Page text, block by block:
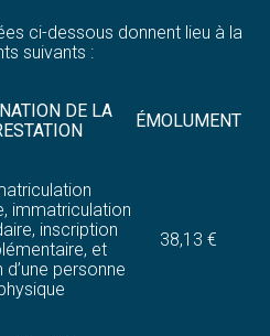
ci-dessous donnent lieu à la
suivants :
DE LA
ÉMOLUMENT
immatriculation
inscription
et
d’une personne
38,13 €